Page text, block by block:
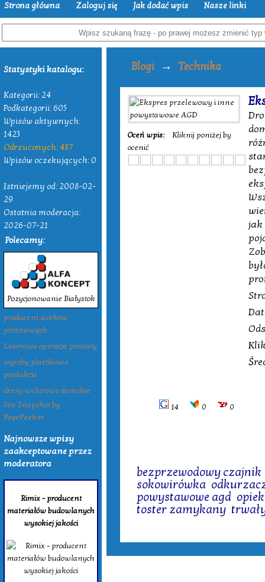
Strona główna Zaloguj się Jak dodać wpis Nasze linki
Statystyki katalogu:
Kategorii: 24
Podkategorii: 605
Wpisów aktywnych:
1423
Odrzuconych: 487
Wpisów oczekujących: 0
Istniejemy od: 2008-02-
29
Ostatnia moderacja:
2026-07-21
Polecamy:
Pozycjonowanie Białystok
producent worków
próżniowych
Laserowa operacja prostaty
wyroby plastikowe
produkcja
dresy welurowe damskie
Site Snapshot by
PagePeeker
Najnowsze wpisy
zaakceptowane przez
moderatora
Rimix - producent
materiałów budowlanych
wysokiej jakości
Blogi → Technika
Oceń wpis:
Kliknij poniżej by
ocenić
jak
14 0 0
bezprzewodowy czajnik
sokowirówka
powystawowe agd
toster zamykany